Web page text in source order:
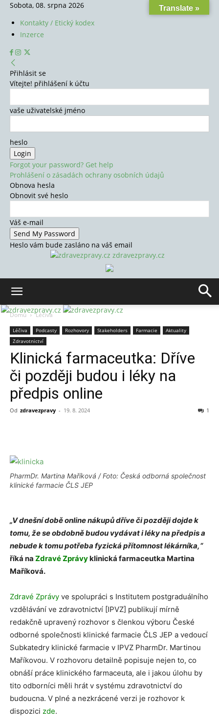
Sobota, 08. srpna 2026
Kontakty / Etický kodex
Inzerce
Přihlásit se
Vítejte! přihlášení k účtu
vaše uživatelské jméno
heslo
Forgot your password? Get help
Prohlášení o zásadách ochrany osobních údajů
Obnova hesla
Obnovit své heslo
Váš e-mail
Heslo vám bude zasláno na váš email
zdravezpravy.cz
Domů Léčiva
Léčiva Podcasty Rozhovory Stakeholders Farmacie
Aktuality
Zdravotnictví
Klinická farmaceutka: Dříve
či později budou i léky na
předpis online
Od zdravezpravy - 19. 8. 2024 1
PharmDr. Martina Maříková / Foto: Česká odborná společnost
klinické farmacie ČLS JEP
„V dnešní době online nákupů dříve či později dojde k
tomu, že se obdobně budou vydávat i léky na předpis a
nebude k tomu potřeba fyzická přítomnost lékárníka,“
říká na Zdravé Zprávyklinická farmaceutka Martina
Maříková.
Zdravé Zprávy ve spolupráci s Institutem postgraduálního
vzdělávání ve zdravotnictví [IPVZ] publikují mírně
redakčně upravený rozhovor s členkou výboru České
odborné společnosti klinické farmacie ČLS JEP a vedoucí
Subkatedry klinické farmacie v IPVZ PharmDr. Martinou
Maříkovou. V rozhovoru detailně popisuje nejen to, co
obnáší práce klinického farmaceuta, ale i jakou úlohu by
tito odborníci měli hrát v systému zdravotnictví do
budoucna. V plné a nezkrácené verzi je rozhovor k
dispozici zde.
Translate »